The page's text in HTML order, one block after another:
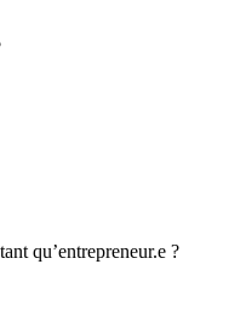
qu’entrepreneur.e ?